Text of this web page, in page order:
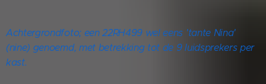
Achtergrondfoto; een 22RH499 wel eens 'tante Nina'
(nine) genoemd, met betrekking tot de 9 luidsprekers per
kast.